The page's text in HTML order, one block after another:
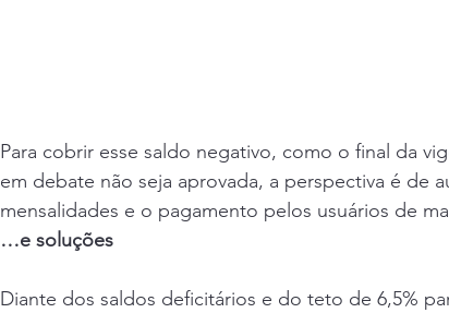
Para cobrir esse saldo negativo, como o final da
em debate não seja aprovada, a perspectiva é de
mensalidades e o pagamento pelos usuários de
…e soluções
Diante dos saldos deficitários e do teto de 6,5%